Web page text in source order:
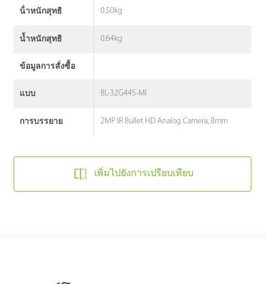
น้ําหนักสุทธิ 0.50kg
น้ำหนักสุทธิ 0.64kg
ข้อมูลการสั่งซื้อ
แบบ BL-32G44S-MI
การบรรยาย 2MP IR Bullet HD Analog Camera, 8mm
เพิ่มไปยังการเปรียบเทียบ